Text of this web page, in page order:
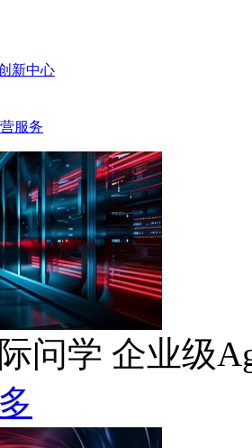
新中心
服务
问学 企业级